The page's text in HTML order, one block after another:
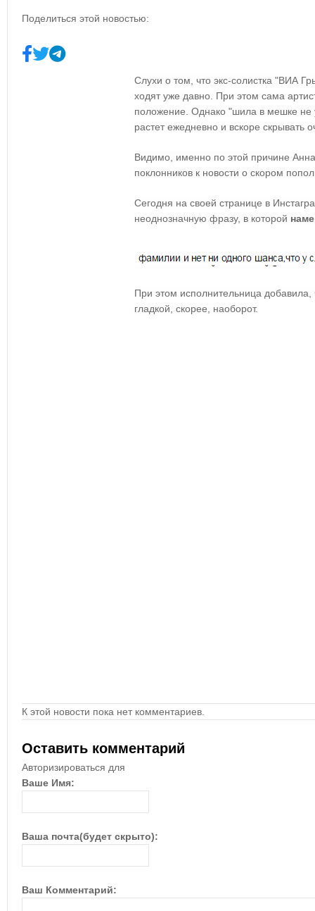
Поделиться этой новостью:
Слухи о том, что экс-солистка "ВИА
ходят уже давно. При этом сама
положение. Однако "шила в мешке не
растет ежедневно и вскоре скрывать
Видимо, именно по этой причине
поклонников к новости о скором
Сегодня на своей странице в
неоднозначную фразу, в которой
При этом исполнительница добавила,
гладкой, скорее, наоборот.
К этой новости пока нет комментариев.
Оставить комментарий
Авторизироваться для
Ваше Имя:
Ваша почта(будет скрыто):
Ваш Комментарий: